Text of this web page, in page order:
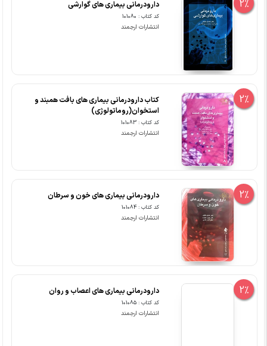
2% دارودرمانی بیماری های گوارشی
کد کتاب : 101080
انتشارات ارجمند
2%
کتاب دارودرمانی بیماری های بافت همبند و
استخوان(روماتولوژی)
کد کتاب : 101083
انتشارات ارجمند
2% دارودرمانی بیماری های خون و سرطان
کد کتاب : 101084
انتشارات ارجمند
2% دارودرمانی بیماری های اعصاب و روان
کد کتاب : 101085
انتشارات ارجمند